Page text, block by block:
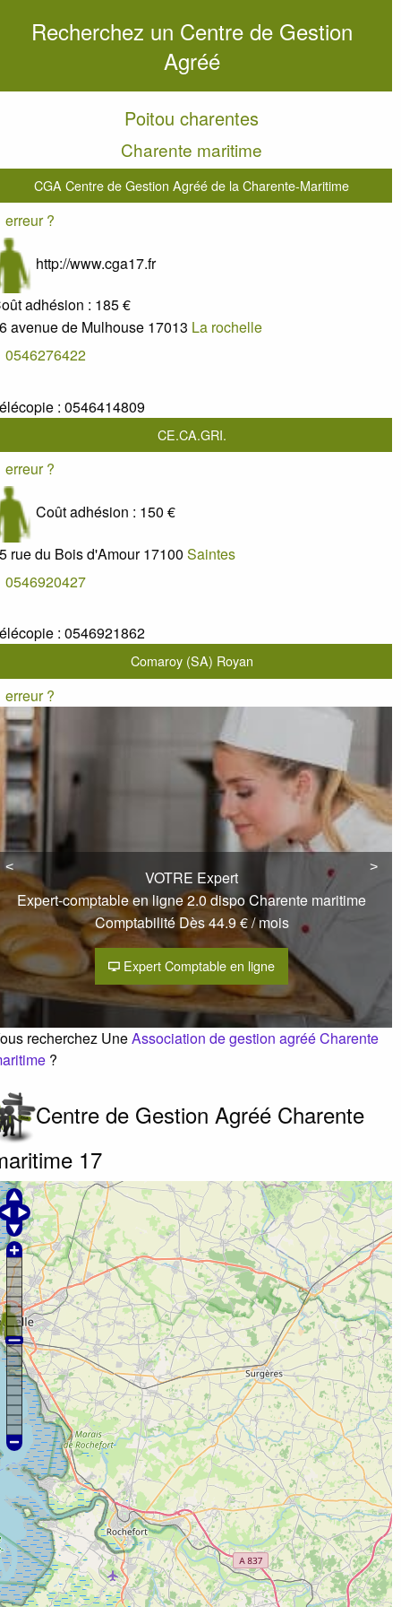
Recherchez un Centre de Gestion
Agréé
Poitou charentes
Charente maritime
CGA Centre de Gestion Agréé de la Charente-Maritime
erreur ?
http://www.cga17.fr
adhésion : 185 €
avenue de Mulhouse 17013 La rochelle
0546276422
: 0546414809
CE.CA.GRI.
erreur ?
Coût adhésion : 150 €
rue du Bois d'Amour 17100 Saintes
0546920427
: 0546921862
Comaroy (SA) Royan
erreur ?
: 19375,00 €
à conseil d'administration
: 26-01-1999
:M Pascal DUMENY
2
sabliers17200 Royan
0546239548
:0546384567
Alpha Gestion Fontcouverte
erreur ?
0546938680
:0546938681
<
< >
>
VOTRE Expert
Expert-comptable en ligne 2.0 dispo Charente maritime
Comptabilité Dès 44.9 € / mois
Expert Comptable en ligne
recherchez UneAssociation de gestion agréé Charente
?
Centre de Gestion Agréé Charente
17